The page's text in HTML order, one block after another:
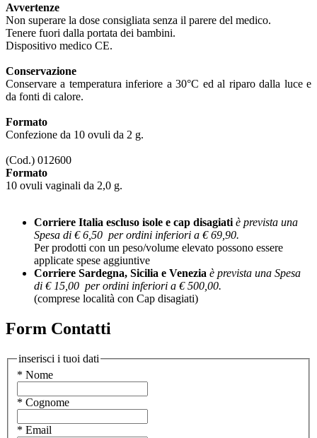
Avvertenze
Non superare la dose consigliata senza il parere del medico.
Tenere fuori dalla portata dei bambini.
Dispositivo medico CE.
Conservazione
Conservare a temperatura inferiore a 30°C ed al riparo dalla luce e
da fonti di calore.
Formato
Confezione da 10 ovuli da 2 g.
(Cod.) 012600
Formato
10 ovuli vaginali da 2,0 g.
Corriere Italia escluso isole e cap disagiati è prevista una
Spesa di € 6,50 per ordini inferiori a € 69,90.
Per prodotti con un peso/volume elevato possono essere
applicate spese aggiuntive
Corriere Sardegna, Sicilia e Venezia è prevista una Spesa
di € 15,00 per ordini inferiori a € 500,00.
(comprese località con Cap disagiati)
Form Contatti
inserisci i tuoi dati
* Nome
* Cognome
* Email